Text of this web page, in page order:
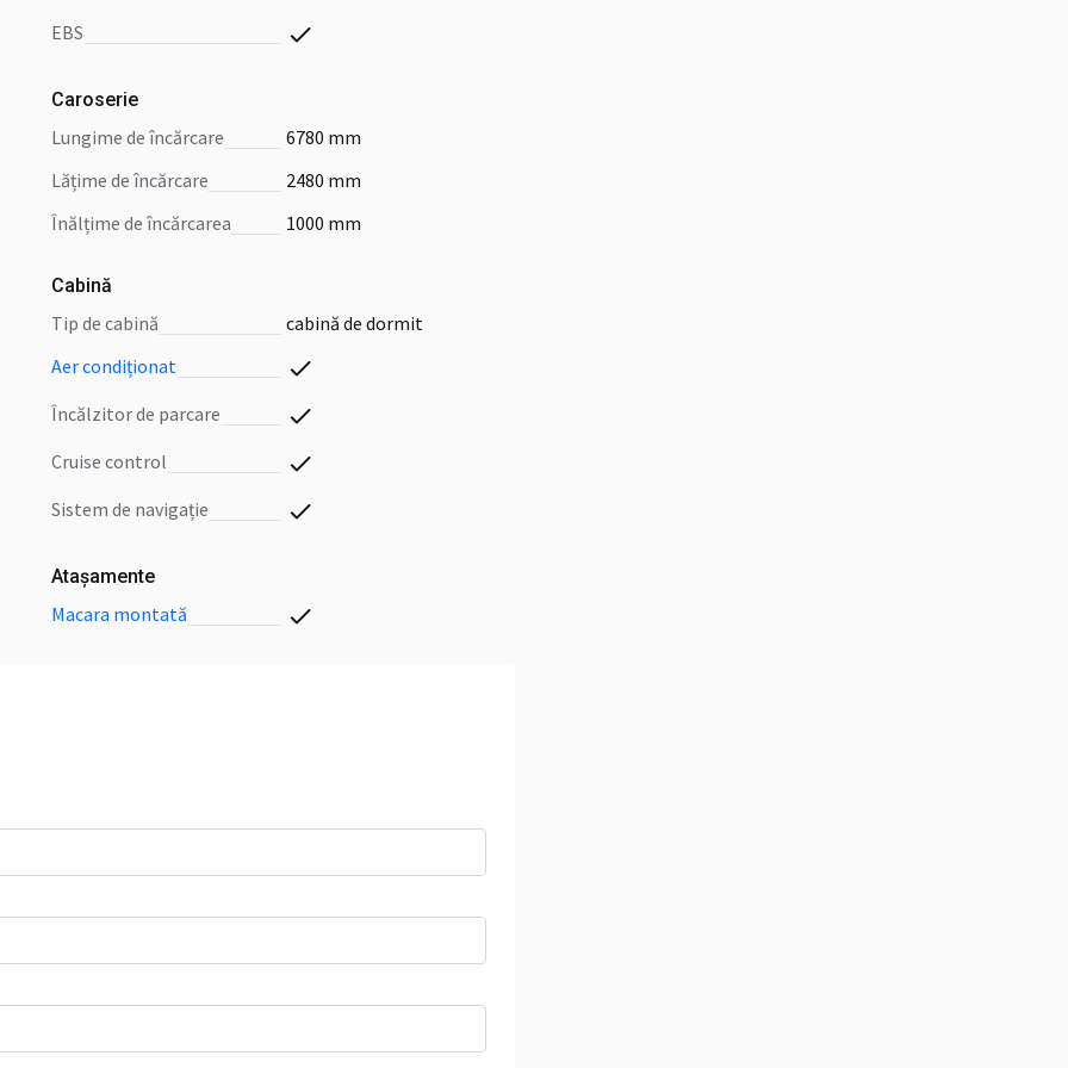
EBS
Caroserie
lungime de încărcare
6780 mm
lățime de încărcare
2480 mm
înălțime de încărcarea
1000 mm
Cabină
tip de cabină
cabină de dormit
aer condiționat
încălzitor de parcare
cruise control
sistem de navigație
Ataşamente
macara montată